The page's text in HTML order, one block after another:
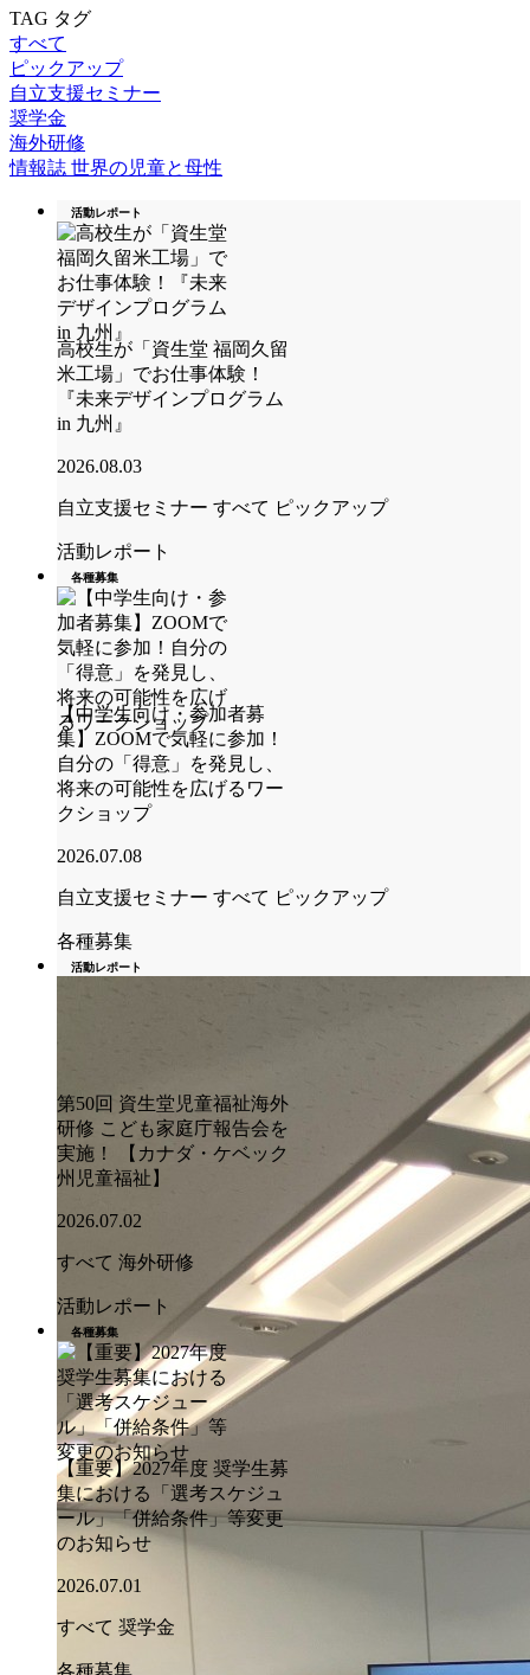
TAG タグ
すべて
ピックアップ
自立支援セミナー
奨学金
海外研修
情報誌 世界の児童と母性
活動レポート
高校生が「資生堂 福岡久留
米工場」でお仕事体験！
『未来デザインプログラム
in 九州』
2026.08.03
自立支援セミナー すべて ピックアップ
活動レポート
各種募集
【中学生向け・参加者募
集】ZOOMで気軽に参加！
自分の「得意」を発見し、
将来の可能性を広げるワー
クショップ
2026.07.08
自立支援セミナー すべて ピックアップ
各種募集
活動レポート
第50回 資生堂児童福祉海外
研修 こども家庭庁報告会を
実施！ 【カナダ・ケベック
州児童福祉】
2026.07.02
すべて 海外研修
活動レポート
各種募集
【重要】2027年度 奨学生募
集における「選考スケジュ
ール」「併給条件」等変更
のお知らせ
2026.07.01
すべて 奨学金
各種募集